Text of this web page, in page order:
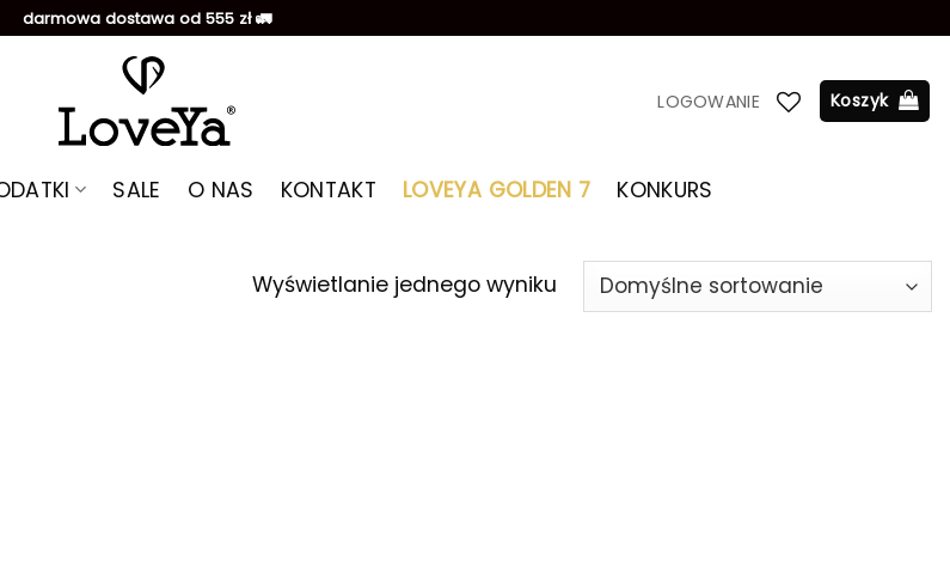
darmowa dostawa od 555 zł 🚛
LOGOWANIE Koszyk
SALE O NAS KONTAKT LOVEYA GOLDEN 7 KONKURS
Wyświetlanie jednego wyniku